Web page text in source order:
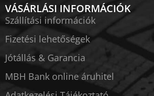
VÁSÁRLÁSI INFORMÁCIÓK
Szállítási információk
Fizetési lehetőségek
Jótállás & Garancia
MBH Bank online áruhitel